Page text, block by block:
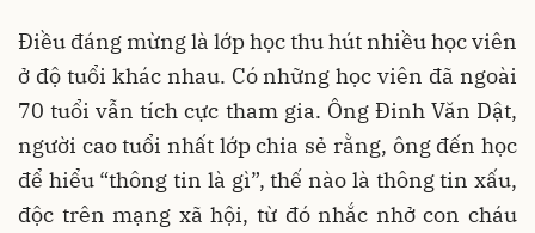
Điều đáng mừng là lớp học thu hút nhiều học viên
ở độ tuổi khác nhau. Có những học viên đã ngoài
70 tuổi vẫn tích cực tham gia. Ông Đinh Văn Dật,
người cao tuổi nhất lớp chia sẻ rằng, ông đến học
để hiểu “thông tin là gì”, thế nào là thông tin xấu,
độc trên mạng xã hội, từ đó nhắc nhở con cháu